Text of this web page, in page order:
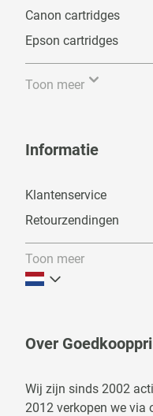
Canon cartridges
Epson cartridges
Toon meer
Informatie
Klantenservice
Retourzendingen
Toon meer
Over
Wij zijn sinds 2002
2012 verkopen we via